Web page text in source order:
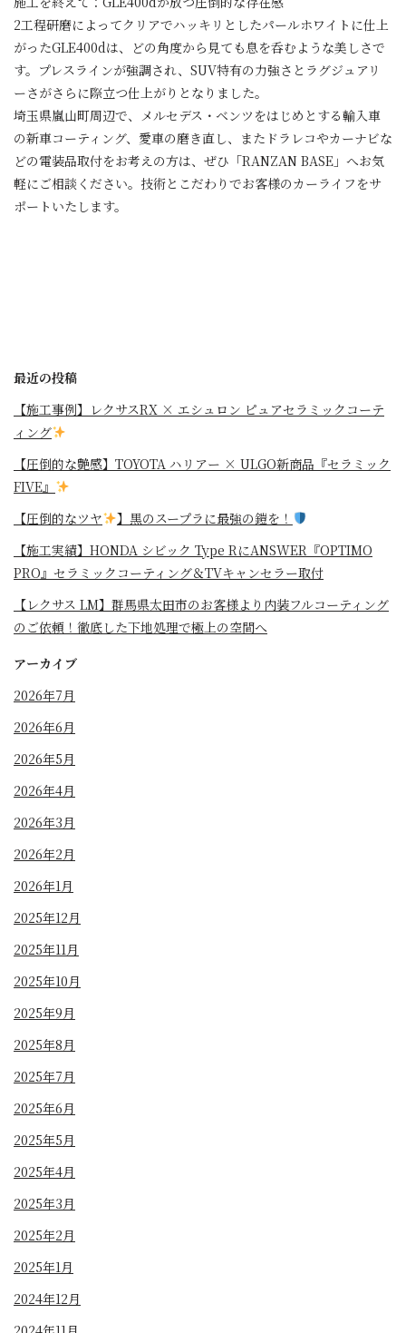
2工程研磨によってクリアでハッキリとしたパールホワイトに仕上
がったGLE400dは、どの角度から見ても息を呑むような美しさで
す。プレスラインが強調され、SUV特有の力強さとラグジュアリ
ーさがさらに際立つ仕上がりとなりました。
埼玉県嵐山町周辺で、メルセデス・ベンツをはじめとする輸入車
の新車コーティング、愛車の磨き直し、またドラレコやカーナビな
どの電装品取付をお考えの方は、ぜひ「RANZAN BASE」へお気
軽にご相談ください。技術とこだわりでお客様のカーライフをサ
ポートいたします。
最近の投稿
【施工事例】レクサスRX × エシュロン ピュアセラミックコーテ
ィング
【圧倒的な艶感】TOYOTA ハリアー × ULGO新商品『セラミック
FIVE』
【圧倒的なツヤ
】黒のスープラに最強の鎧を！
⁡【施工実績】HONDA シビック Type RにANSWER『OPTIMO
PRO』セラミックコーティング＆TVキャンセラー取付
【レクサス LM】群馬県太田市のお客様より内装フルコーティング
のご依頼！徹底した下地処理で極上の空間へ
アーカイブ
2026年7月
2026年6月
2026年5月
2026年4月
2026年3月
2026年2月
2026年1月
2025年12月
2025年11月
2025年10月
2025年9月
2025年8月
2025年7月
2025年6月
2025年5月
2025年4月
2025年3月
2025年2月
2025年1月
2024年12月